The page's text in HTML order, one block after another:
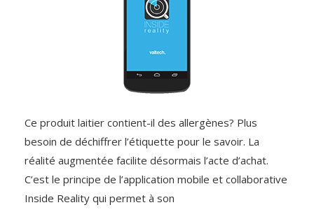
Ce produit laitier contient-il des allergènes? Plus
besoin de déchiffrer l’étiquette pour le savoir. La
réalité augmentée facilite désormais l’acte d’achat.
C’est le principe de l’application mobile et collaborative
Inside Reality qui permet à son